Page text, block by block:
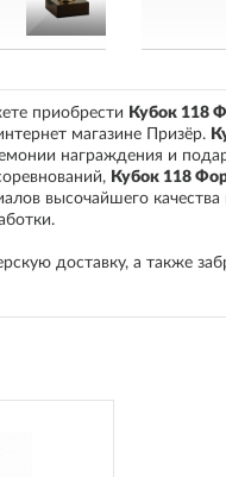
приобрести Кубок 118
магазине Призёр.
награждения и
, Кубок 118
высочайшего
доставку, а также